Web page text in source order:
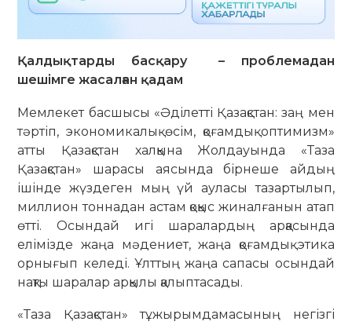
Қалдықтарды басқару – проблемадан
шешімге жасалған қадам
Мемлекет басшысы «Әділетті Қазақстан: заң мен
тәртіп, экономикалық өсім, қоғамдық оптимизм»
атты Қазақстан халқына Жолдауында «Таза
Қазақстан» шарасы аясында бірнеше айдың
ішінде жүздеген мың үй ауласы тазартылып,
миллион тоннадан астам қоқыс жиналғанын атап
өтті. Осындай игі шаралардың арқасында
елімізде жаңа мәдениет, жаңа қоғамдық этика
орнығып келеді. Ұлттың жаңа сапасы осындай
нақты шаралар арқылы қалыптасады.
«Таза Қазақстан» тұжырымдамасының негізгі